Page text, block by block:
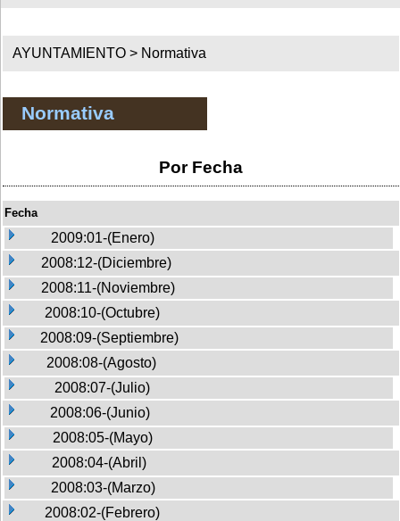
AYUNTAMIENTO > Normativa
Normativa
Por Fecha
Fecha
2009:01-(Enero)
2008:12-(Diciembre)
2008:11-(Noviembre)
2008:10-(Octubre)
2008:09-(Septiembre)
2008:08-(Agosto)
2008:07-(Julio)
2008:06-(Junio)
2008:05-(Mayo)
2008:04-(Abril)
2008:03-(Marzo)
2008:02-(Febrero)